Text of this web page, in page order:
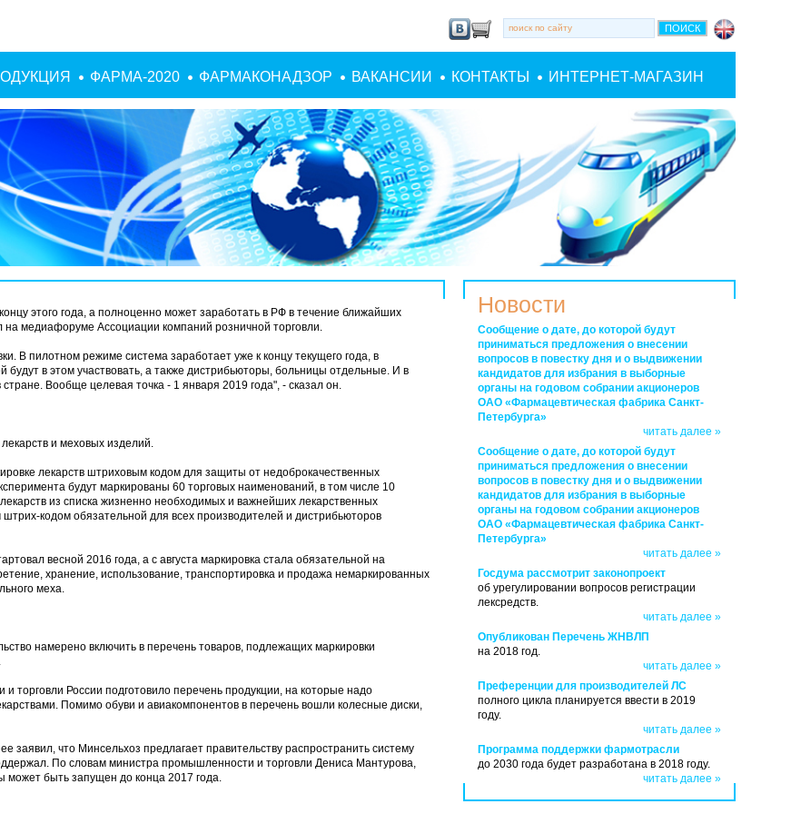
ФАРМА-2020 ФАРМАКОНАДЗОР ВАКАНСИИ КОНТАКТЫ ИНТЕРНЕТ-МАГАЗИН
этого года, а полноценно может заработать в РФ в течение ближайших
медиафоруме Ассоциации компаний розничной торговли.
В пилотном режиме система заработает уже к концу текущего года, в
будут в этом участвовать, а также дистрибьюторы, больницы отдельные. И в
Вообще целевая точка - 1 января 2019 года", - сказал он.
и меховых изделий.
лекарств штриховым кодом для защиты от недоброкачественных
будут маркированы 60 торговых наименований, в том числе 10
из списка жизненно необходимых и важнейших лекарственных
кодом обязательной для всех производителей и дистрибьюторов
весной 2016 года, а с августа маркировка стала обязательной на
хранение, использование, транспортировка и продажа немаркированных
меха.
намерено включить в перечень товаров, подлежащих маркировки
России подготовило перечень продукции, на которые надо
Помимо обуви и авиакомпонентов в перечень вошли колесные диски,
заявил, что Минсельхоз предлагает правительству распространить систему
По словам министра промышленности и торговли Дениса Мантурова,
может быть запущен до конца 2017 года.
Новости
Сообщение о дате, до которой будут
приниматься предложения о внесении
вопросов в повестку дня и о выдвижении
кандидатов для избрания в выборные
органы на годовом собрании акционеров
ОАО «Фармацевтическая фабрика Санкт-
Петербурга»
читать далее »
Сообщение о дате, до которой будут
приниматься предложения о внесении
вопросов в повестку дня и о выдвижении
кандидатов для избрания в выборные
органы на годовом собрании акционеров
ОАО «Фармацевтическая фабрика Санкт-
Петербурга»
читать далее »
Госдума рассмотрит законопроект
об урегулировании вопросов регистрации
лексредств.
читать далее »
Опубликован Перечень ЖНВЛП
на 2018 год.
читать далее »
Преференции для производителей ЛС
полного цикла планируется ввести в 2019
году.
читать далее »
Программа поддержки фармотрасли
до 2030 года будет разработана в 2018 году.
читать далее »